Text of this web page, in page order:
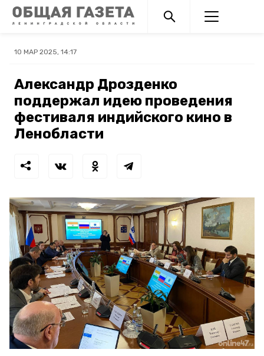
10 МАР 2025, 14:17
Александр Дрозденко
поддержал идею проведения
фестиваля индийского кино в
Ленобласти